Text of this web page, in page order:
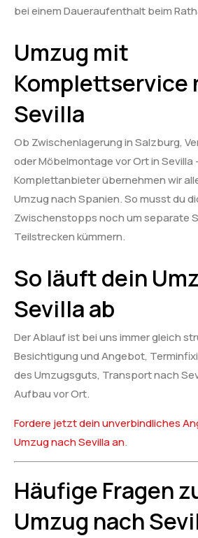
bei einem Daueraufenthalt beim
Umzug mit
Komplettservice
Sevilla
Ob Zwischenlagerung in Salzburg,
oder Möbelmontage vor Ort in Sevilla
Komplettanbieter übernehmen wir
Umzug nach Spanien. So musst du
Zwischenstopps noch um separate
Teilstrecken kümmern.
So läuft dein
Sevilla ab
Der Ablauf ist bei uns immer gleich
Besichtigung und Angebot,
des Umzugsguts, Transport nach
Aufbau vor Ort.
Fordere jetzt dein unverbindliches
Umzug nach Sevilla an.
Häufige Fragen
Umzug nach